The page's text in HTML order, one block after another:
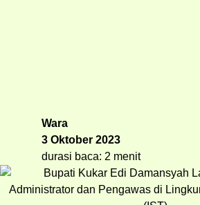
Wara
3 Oktober 2023
durasi baca: 2 menit